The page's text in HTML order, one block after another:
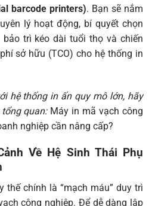
barcode printers). Bạn sẽ nắm
lý hoạt động, bí quyết chọn
trì kéo dài tuổi thọ và chiến
sở hữu (TCO) cho hệ thống in
hệ thống in ấn quy mô lớn, hãy
quan: Máy in mã vạch công
nghiệp cần nâng cấp?
Về Hệ Sinh Thái Phụ
thế chính là “mạch máu” duy trì
công nghiệp. Để dễ dàng lập